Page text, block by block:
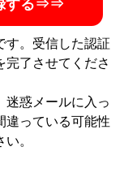
する⇒⇒
。受信した認証
完了させてくださ
惑メールに入っ
違っている可能性
。